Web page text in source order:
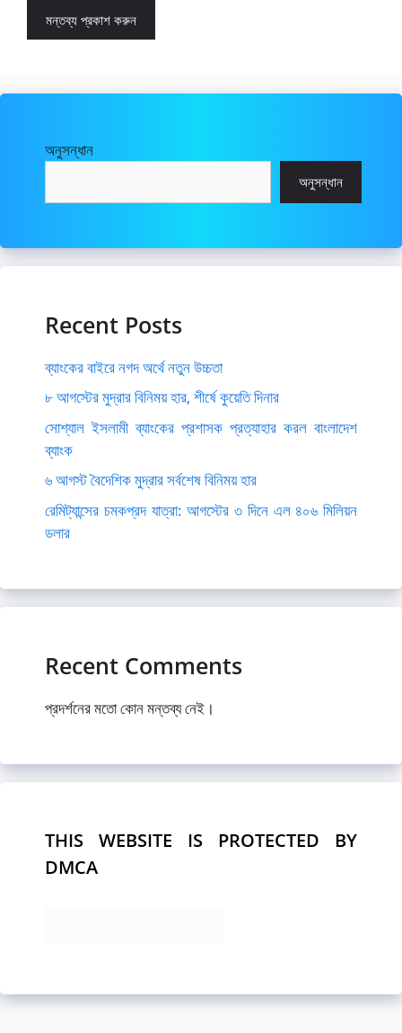
অনুসন্ধান
অনুসন্ধান
Recent Posts
ব্যাংকের বাইরে নগদ অর্থে নতুন উচ্চতা
৮ আগস্টের মুদ্রার বিনিময় হার, শীর্ষে কুয়েতি দিনার
সোশ্যাল ইসলামী ব্যাংকের প্রশাসক প্রত্যাহার করল বাংলাদেশ
ব্যাংক
৬ আগস্ট বৈদেশিক মুদ্রার সর্বশেষ বিনিময় হার
রেমিট্যান্সের চমকপ্রদ যাত্রা: আগস্টের ৩ দিনে এল ৪০৬ মিলিয়ন
ডলার
Recent Comments
প্রদর্শনের মতো কোন মন্তব্য নেই।
THIS WEBSITE IS PROTECTED BY
DMCA